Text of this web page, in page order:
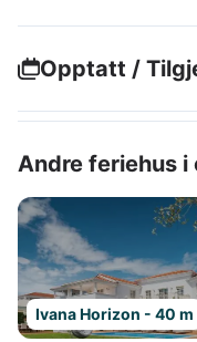
Opptatt /
Andre feriehus i
Ivana Horizon - 40 m